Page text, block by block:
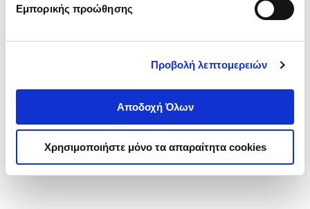
Εμπορικής προώθησης
Προβολή λεπτομερειών
Αποδοχή Όλων
Χρησιμοποιήστε μόνο τα απαραίτητα cookies